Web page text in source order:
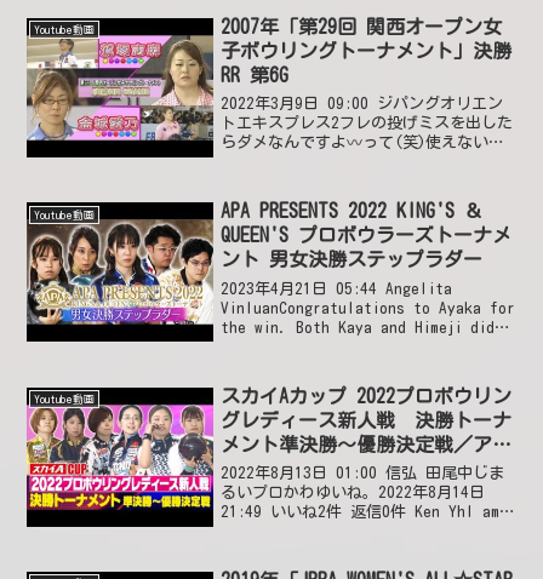
Youtube動画
2007年「第29回 関西オープン女
子ボウリングトーナメント」決勝
RR 第6G
2022年3月9日 09:00 ジパングオリエン
トエキスプレス2フレの投げミスを出した
らダメなんですよ〰️って(笑)使えない奴
Youtube動画
APA PRESENTS 2022 KING'S ＆
QUEEN'S プロボウラーズトーナメ
ント 男女決勝ステップラダー
2023年4月21日 05:44 Angelita
VinluanCongratulations to Ayaka for
the win. Both Kaya and Himeji did
Youtube動画
スカイAカップ 2022プロボウリン
グレディース新人戦 決勝トーナ
メント準決勝～優勝決定戦／アマ
優勝決定戦
2022年8月13日 01:00 信弘 田尾中じま
るいプロかわゆいね。2022年8月14日
21:49 いいね2件 返信0件 Ken YhI am